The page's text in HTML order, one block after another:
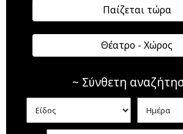
Παίζεται τώρα
Θέατρο - Χώρος
~ Σύνθετη